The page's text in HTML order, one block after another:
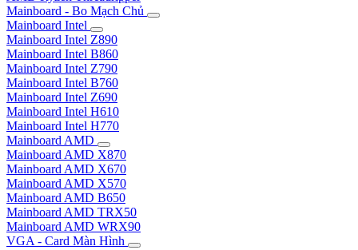
Mainboard - Bo Mạch Chủ
Mainboard Intel
Mainboard Intel Z890
Mainboard Intel B860
Mainboard Intel Z790
Mainboard Intel B760
Mainboard Intel Z690
Mainboard Intel H610
Mainboard Intel H770
Mainboard AMD
Mainboard AMD X870
Mainboard AMD X670
Mainboard AMD X570
Mainboard AMD B650
Mainboard AMD TRX50
Mainboard AMD WRX90
VGA - Card Màn Hình